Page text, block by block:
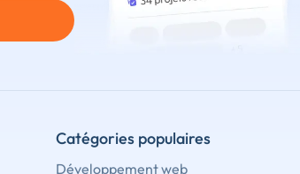
Catégories populaires
Développement web